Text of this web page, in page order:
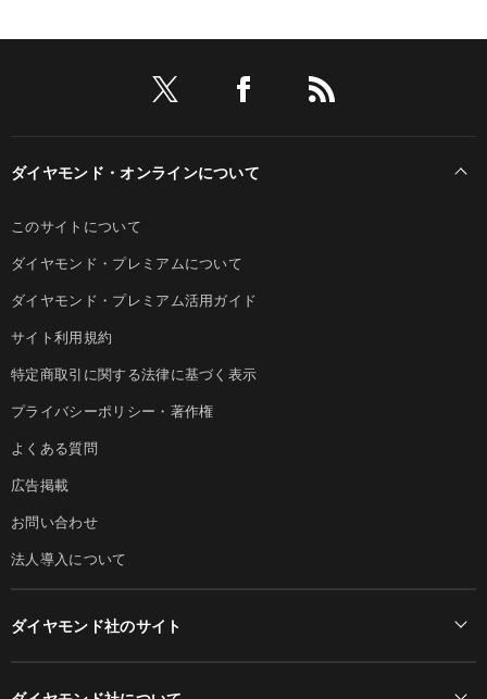
ダイヤモンド・オンラインについて
このサイトについて
ダイヤモンド・プレミアムについて
ダイヤモンド・プレミアム活用ガイド
サイト利用規約
特定商取引に関する法律に基づく表示
プライバシーポリシー・著作権
よくある質問
広告掲載
お問い合わせ
法人導入について
ダイヤモンド社のサイト